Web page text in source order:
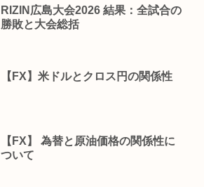
RIZIN広島大会2026 結果：全試合の
勝敗と大会総括
【FX】米ドルとクロス円の関係性
【FX】 為替と原油価格の関係性に
ついて